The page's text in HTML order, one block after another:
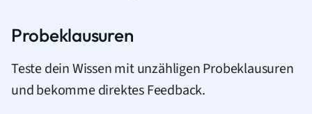
Probeklausuren
Teste dein Wissen mit unzähligen Probeklausuren
und bekomme direktes Feedback.